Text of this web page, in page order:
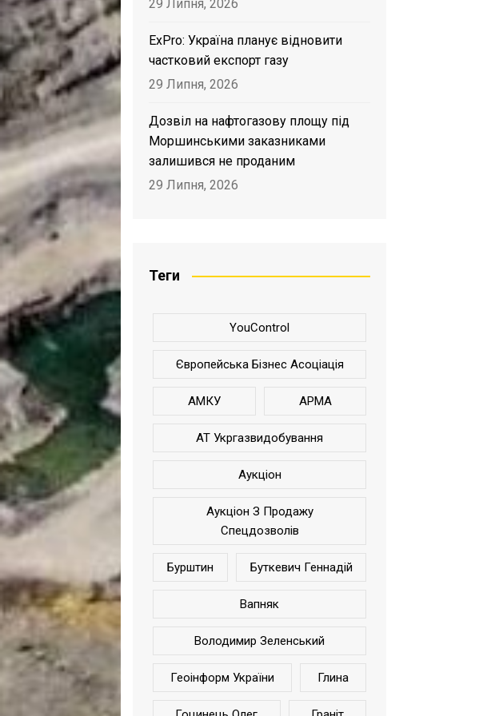
29 Липня, 2026
ExPro: Україна планує відновити
частковий експорт газу
29 Липня, 2026
Дозвіл на нафтогазову площу під
Моршинськими заказниками
залишився не проданим
29 Липня, 2026
Теги
YouControl
Європейська Бізнес Асоціація
АМКУ АРМА
АТ Укргазвидобування
Аукціон
Аукціон З Продажу
Спецдозволів
Бурштин Буткевич Геннадій
Вапняк
Володимир Зеленський
Геоінформ України Глина